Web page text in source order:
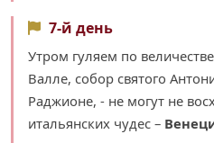
7-й день
Утром гуляем по
Валле, собор святого
Раджионе, - не могут не
итальянских чудес –